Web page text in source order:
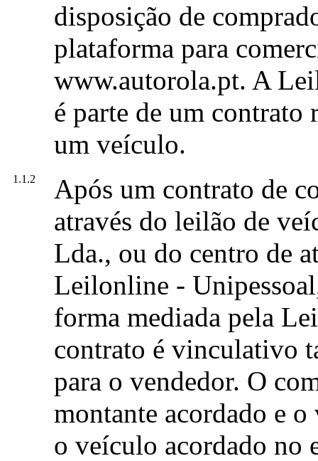
disposição de
plataforma para
www.autorola.pt. A
é parte de um contrato
um veículo.
1.1.2
Após um contrato de
através do leilão de
Lda., ou do centro de
Leilonline -
forma mediada pela
contrato é vinculativo
para o vendedor. O
montante acordado e
o veículo acordado no